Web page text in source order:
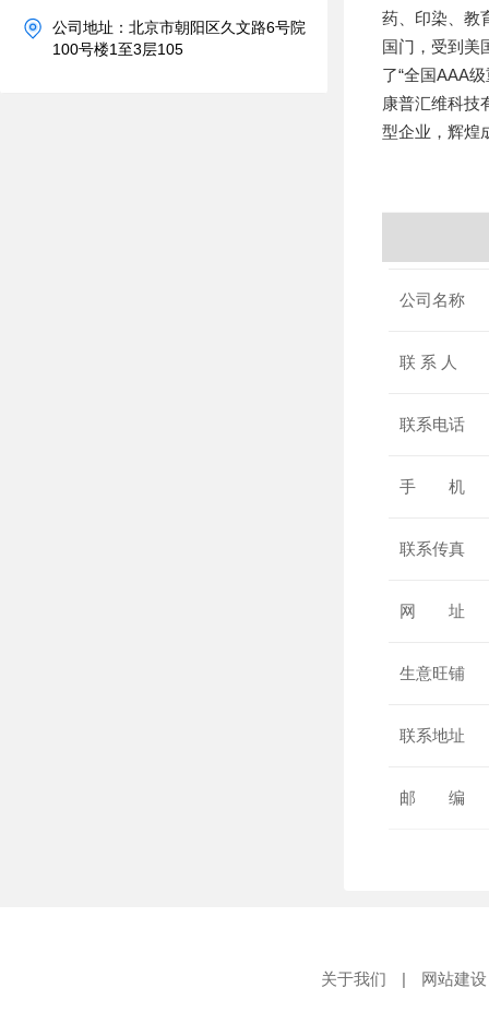
公司地址：北京市朝阳区久文路6号院
100号楼1至3层105
药、印染、教
国门，受到美
了“全国AAA
康普汇维科技
型企业，辉煌
公司名称
联 系 人
联系电话
手 机
联系传真
网 址
生意旺铺
联系地址
邮 编
关于我们 | 网站建设